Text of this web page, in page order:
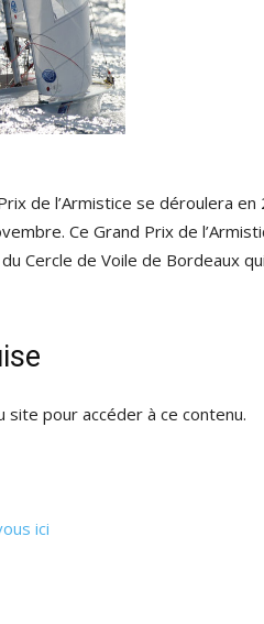
de l’Armistice se déroulera
Ce Grand Prix de
Cercle de Voile de Bordeaux
pour accéder à ce contenu.
ici